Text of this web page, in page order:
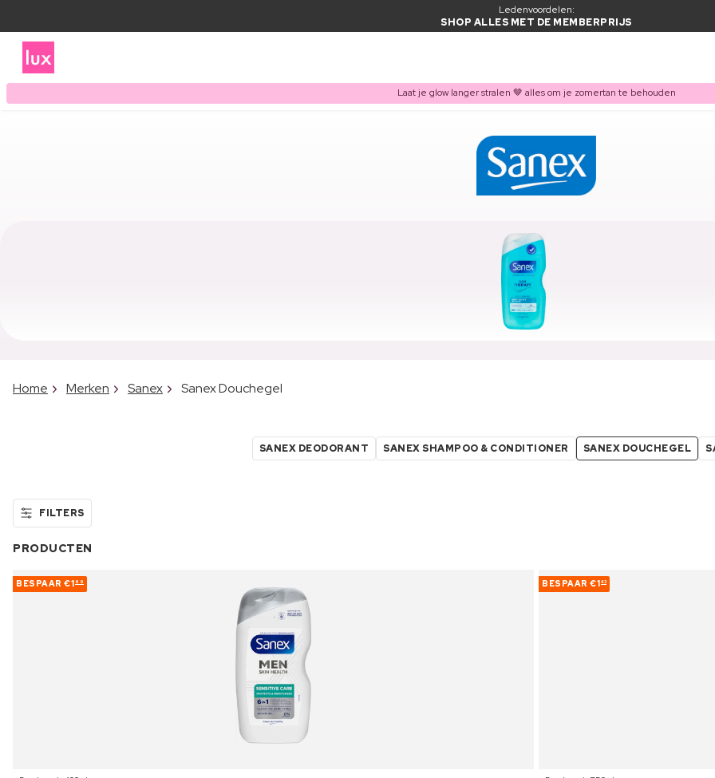
Ledenvoordelen:
SHOP ALLES MET DE MEMBERPRIJS
Laat je glow langer stralen 🤎 alles om je zomertan te behouden
Home Merken Sanex Sanex Douchegel
SANEX DEODORANT SANEX SHAMPOO & CONDITIONER SANEX DOUCHEGEL
FILTERS
PRODUCTEN
BESPAAR €1 69 BESPAAR €1 43